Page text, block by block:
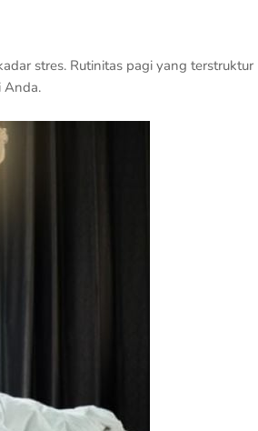
stres. Rutinitas pagi yang terstruktur
Anda.